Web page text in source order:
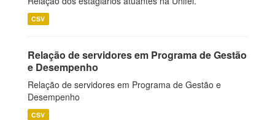
CSV
Relação de servidores em Programa de Gestão
e Desempenho
Relação de servidores em Programa de Gestão e
Desempenho
CSV